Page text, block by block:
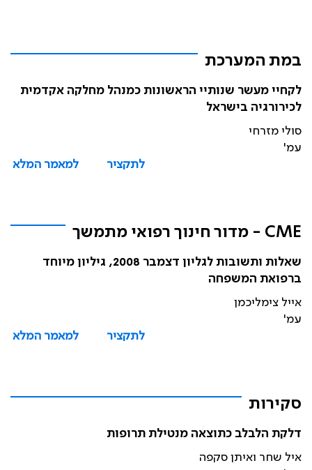
במת המערכת
לקחיי מעשר שנותיי הראשונות כמנהל מחלקה אקדמית
לכירורגיה בישראל
סולי מזרחי
עמ'
לתקציר
למאמר המלא
CME - מדור חינוך רפואי מתמשך
שאלות ותשובות לגליון דצמבר 2008, גיליון מיוחד
ברפואת המשפחה
אייל צימליכמן
עמ'
לתקציר
למאמר המלא
סקירות
דלקת הלבלב כתוצאה מנטילת תרופות
איל שחר ואיתן סקפה